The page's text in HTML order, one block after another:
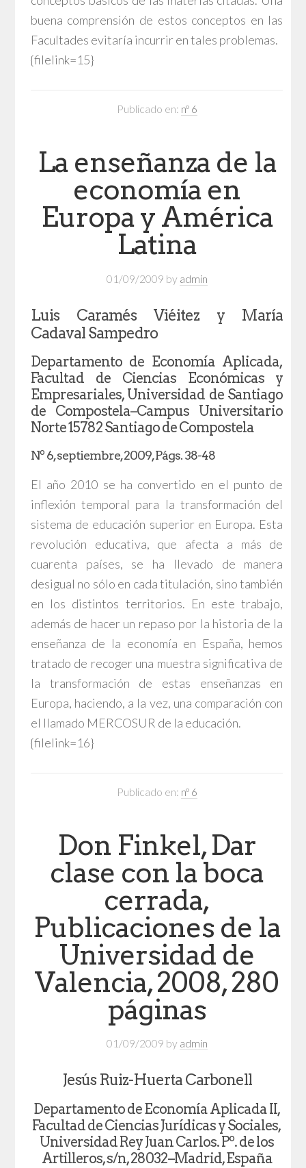
buena comprensión de estos conceptos en las
Facultades evitaría incurrir en tales problemas.
{filelink=15}
Publicado en: nº 6
La enseñanza de la
economía en
Europa y América
Latina
01/09/2009 by admin
Luis Caramés Viéitez y María
Cadaval Sampedro
Departamento de Economía Aplicada,
Facultad de Ciencias Económicas y
Empresariales, Universidad de Santiago
de Compostela–Campus Universitario
Norte 15782 Santiago de Compostela
Nº 6, septiembre, 2009, Págs. 38-48
El año 2010 se ha convertido en el punto de
inflexión temporal para la transformación del
sistema de educación superior en Europa. Esta
revolución educativa, que afecta a más de
cuarenta países, se ha llevado de manera
desigual no sólo en cada titulación, sino también
en los distintos territorios. En este trabajo,
además de hacer un repaso por la historia de la
enseñanza de la economía en España, hemos
tratado de recoger una muestra significativa de
la transformación de estas enseñanzas en
Europa, haciendo, a la vez, una comparación con
el llamado MERCOSUR de la educación.
{filelink=16}
Publicado en: nº 6
Don Finkel, Dar
clase con la boca
cerrada,
Publicaciones de la
Universidad de
Valencia, 2008, 280
páginas
01/09/2009 by admin
Jesús Ruiz-Huerta Carbonell
Departamento de Economía Aplicada II,
Facultad de Ciencias Jurídicas y Sociales,
Universidad Rey Juan Carlos. Pº. de los
Artilleros, s/n, 28032−Madrid, España